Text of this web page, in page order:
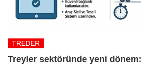
TREDER
Treyler sektöründe yeni